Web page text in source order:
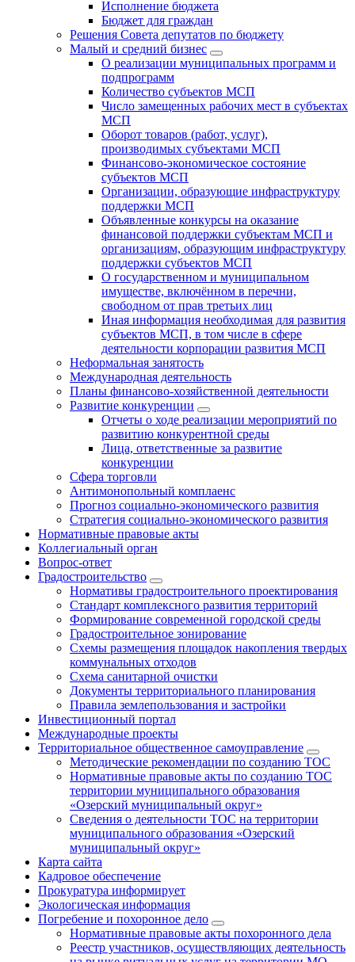
Исполнение бюджета
Бюджет для граждан
Решения Совета депутатов по бюджету
Малый и средний бизнес
О реализации муниципальных программ и
подпрограмм
Количество субъектов МСП
Число замещенных рабочих мест в субъектах
МСП
Оборот товаров (работ, услуг),
производимых субъектами МСП
Финансово-экономическое состояние
субъектов МСП
Организации, образующие инфраструктуру
поддержки МСП
Объявленные конкурсы на оказание
финансовой поддержки субъектам МСП и
организациям, образующим инфраструктуру
поддержки субъектов МСП
О государственном и муниципальном
имуществе, включённом в перечни,
свободном от прав третьих лиц
Иная информация необходимая для развития
субъектов МСП, в том числе в сфере
деятельности корпорации развития МСП
Неформальная занятость
Международная деятельность
Планы финансово-хозяйственной деятельности
Развитие конкуренции
Отчеты о ходе реализации мероприятий по
развитию конкурентной среды
Лица, ответственные за развитие
конкуренции
Сфера торговли
Антимонопольный комплаенс
Прогноз социально-экономического развития
Стратегия социально-экономического развития
Нормативные правовые акты
Коллегиальный орган
Вопрос-ответ
Градостроительство
Нормативы градостроительного проектирования
Стандарт комплексного развития территорий
Формирование современной городской среды
Градостроительное зонирование
Схемы размещения площадок накопления твердых
коммунальных отходов
Схема санитарной очистки
Документы территориального планирования
Правила землепользования и застройки
Инвестиционный портал
Международные проекты
Территориальное общественное самоуправление
Методические рекомендации по созданию ТОС
Нормативные правовые акты по созданию ТОС
территории муниципального образования
«Озерский муниципальный округ»
Сведения о деятельности ТОС на территории
муниципального образования «Озерский
муниципальный округ»
Карта сайта
Кадровое обеспечение
Прокуратура информирует
Экологическая информация
Погребение и похоронное дело
Нормативные правовые акты похоронного дела
Реестр участников, осуществляющих деятельность